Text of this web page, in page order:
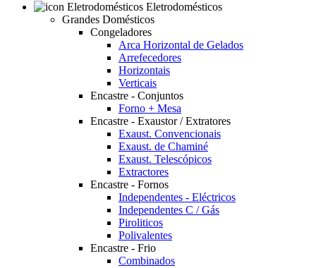
Eletrodomésticos
Grandes Domésticos
Congeladores
Arca Horizontal de Gelados
Arrefecedores
Horizontais
Verticais
Encastre - Conjuntos
Forno + Mesa
Encastre - Exaustor / Extratores
Exaust. Convencionais
Exaust. de Chaminé
Exaust. Telescópicos
Extractores
Encastre - Fornos
Independentes - Eléctricos
Independentes C / Gás
Piroliticos
Polivalentes
Encastre - Frio
Combinados